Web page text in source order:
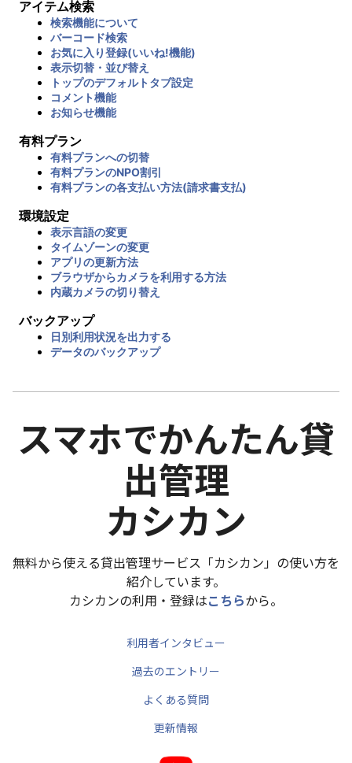
アイテム検索
検索機能について
バーコード検索
お気に入り登録(いいね!機能)
表示切替・並び替え
トップのデフォルトタブ設定
コメント機能
お知らせ機能
有料プラン
有料プランへの切替
有料プランのNPO割引
有料プランの各支払い方法(請求書支払)
環境設定
表示言語の変更
タイムゾーンの変更
アプリの更新方法
ブラウザからカメラを利用する方法
内蔵カメラの切り替え
バックアップ
日別利用状況を出力する
データのバックアップ
スマホでかんたん貸
出管理
カシカン
無料から使える貸出管理サービス「カシカン」の使い方を
紹介しています。
カシカンの利用・登録はこちらから。
利用者インタビュー
過去のエントリー
よくある質問
更新情報